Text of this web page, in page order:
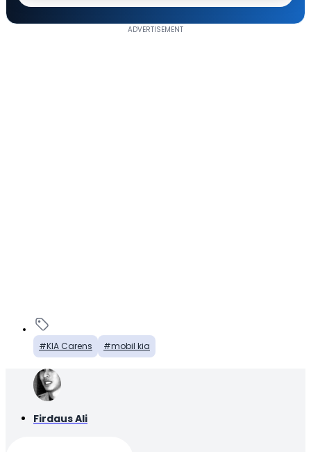
KIA Carens mobil kia
Firdaus Ali